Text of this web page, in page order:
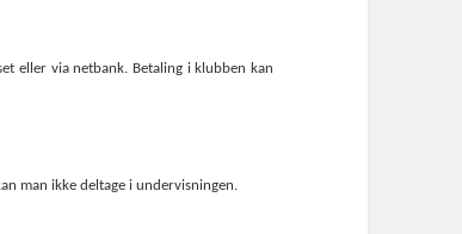
eller via netbank. Betaling i klubben kan
man ikke deltage i undervisningen.